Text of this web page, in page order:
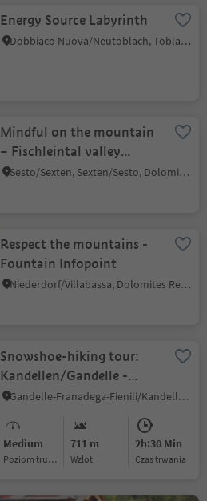
Energy Source Labyrinth
Dobbiaco Nuova/Neutoblach, Toblach/Dobbiaco, Dolomites Region 3 Zinnen
Mindful on the mountain
– Fischleintal valley
Fountain, Sexten
Sesto/Sexten, Sexten/Sesto, Dolomites Region 3 Zinnen
Respect the mountains -
Fountain Infopoint
Niederdorf/Villabassa, Dolomites Region 3 Zinnen
Snowshoe-hiking tour:
Kandellen/Gandelle -
Bonner hut
Gandelle-Franadega-Fienili/Kandellen-Frondeigen-Stadlern, Toblach/Dobbiaco, Dolomites Region 3 Zinnen
Medium
Poziom trudności
711 m
Wzlot
2h:30 Min
czas trwania